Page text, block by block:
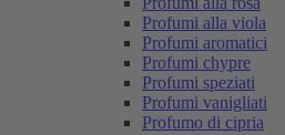
Profumi alla viola
Profumi aromatici
Profumi chypre
Profumi speziati
Profumi vanigliati
Profumo di cipria